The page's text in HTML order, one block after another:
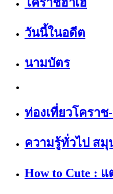
โคราชฮาเฮ
วันนี้ในอดีต
นามบัตร
ท่องเที่ยวโคราช
ความรู้ทั่วไป สมุ
How to Cute :